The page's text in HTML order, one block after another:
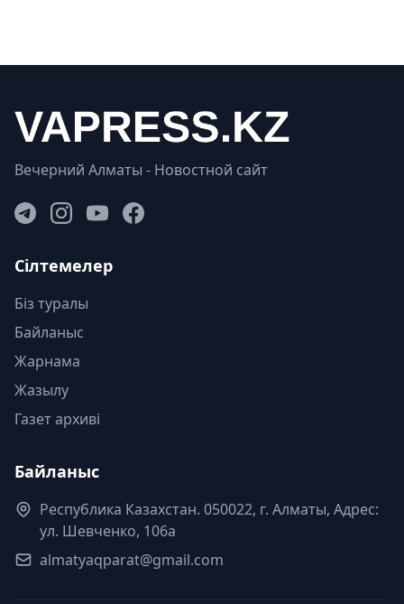
Вечерний Алматы - Новостной сайт
Сілтемелер
Біз туралы
Байланыс
Жарнама
Жазылу
Газет архиві
Байланыс
Республика Казахстан. 050022, г. Алматы, Адрес:
ул. Шевченко, 106а
almatyaqparat@gmail.com